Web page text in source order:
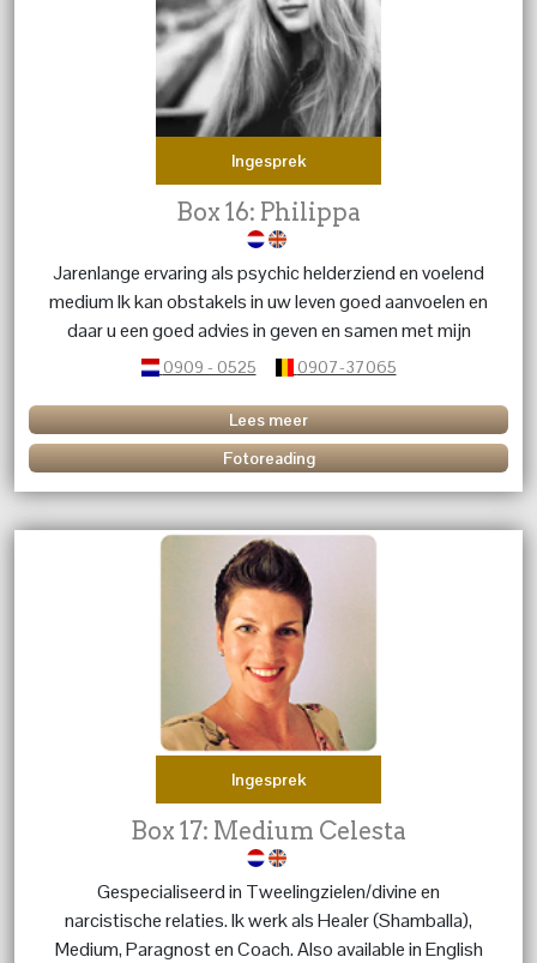
Ingesprek
Box 16: Philippa
Jarenlange ervaring als psychic helderziend en voelend
medium Ik kan obstakels in uw leven goed aanvoelen en
daar u een goed advies in geven en samen met mijn
gidsen tot een oplossing komen.
0909 - 0525 0907-37065
Lees meer
Fotoreading
Ingesprek
Box 17: Medium Celesta
Gespecialiseerd in Tweelingzielen/divine en
narcistische relaties. Ik werk als Healer (Shamballa),
Medium, Paragnost en Coach. Also available in English